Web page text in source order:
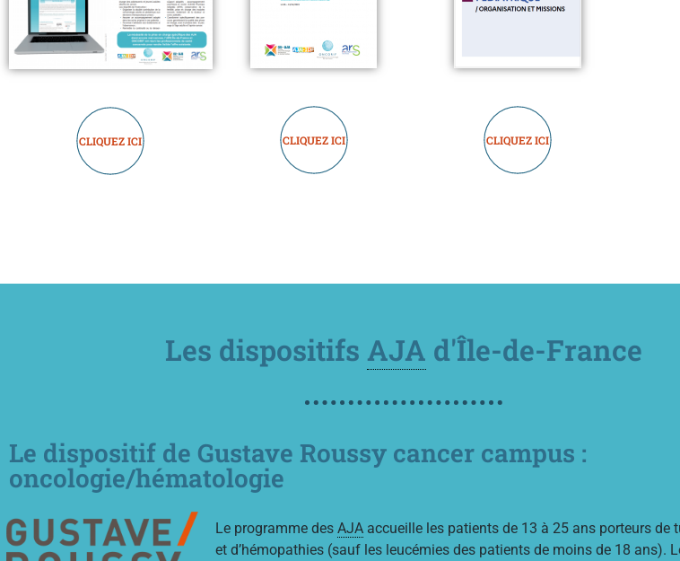
CLIQUEZ ICI CLIQUEZ ICI CLIQUEZ ICI
Les dispositifs AJA d'Île-de-France
Le dispositif de Gustave Roussy cancer campus :
oncologie/hématologie
Le programme des AJA accueille les patients de 13 à 25 ans porteurs de
et d’hémopathies (sauf les leucémies des patients de moins de 18 ans).